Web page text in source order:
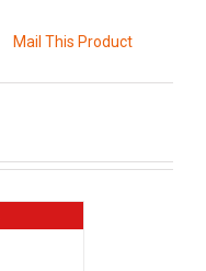
Mail This Product